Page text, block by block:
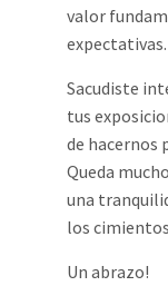
valor
expectativas.
Sacudiste
tus
de hacernos
Queda
una
los
Un abrazo!